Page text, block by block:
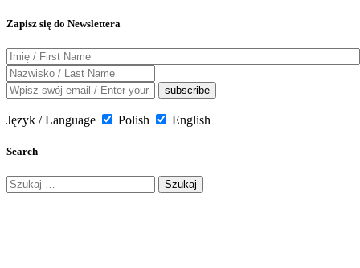
Zapisz się do Newslettera
Język / Language Polish English
Search
Szukaj: